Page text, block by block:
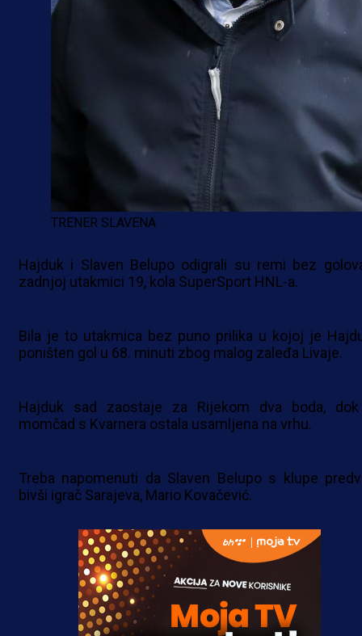
TRENER SLAVENA
Hajduk i Slaven Belupo odigrali su remi bez
zadnjoj utakmici 19, kola SuperSport HNL-a.
Bila je to utakmica bez puno prilika u kojoj je
poništen gol u 68. minuti zbog malog zaleđa Livaje.
Hajduk sad zaostaje za Rijekom dva boda,
momčad s Kvarnera ostala usamljena na vrhu.
Treba napomenuti da Slaven Belupo s klupe
bivši igrač Sarajeva, Mario Kovačević.